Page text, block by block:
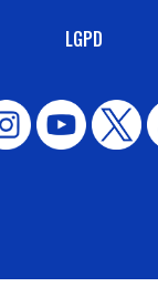
LGPD